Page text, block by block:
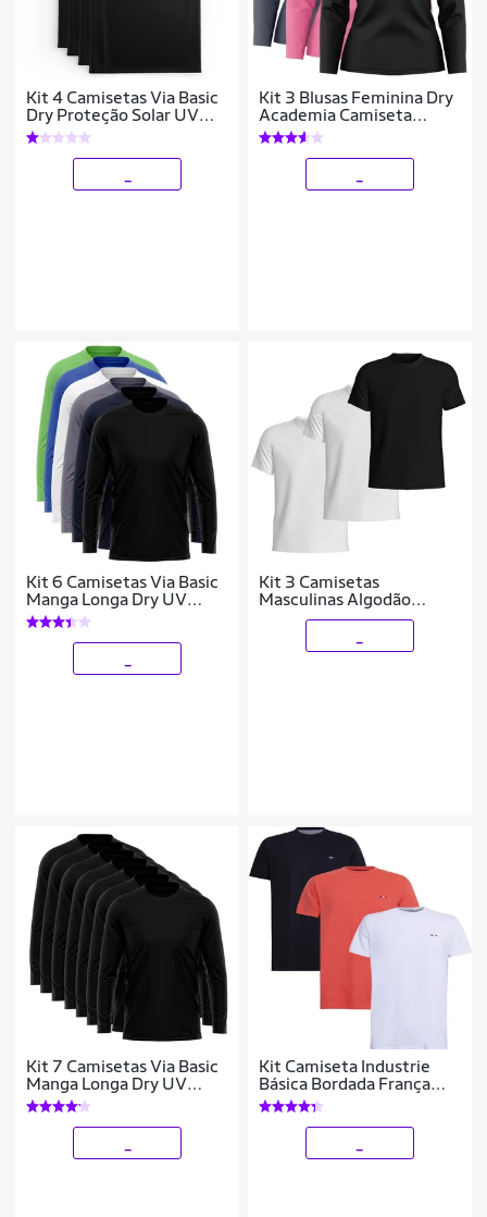
Kit 4 Camisetas Via Basic
Dry Proteção Solar UV
Masculina
Kit 3 Blusas Feminina Dry
Academia Camiseta
Segunda Pele Manga
Longa Proteção Solar UV
Kit 6 Camisetas Via Basic
Manga Longa Dry UV
Proteção Solar Masculina
Kit 3 Camisetas
Masculinas Algodão
Básicas Manga Curta
Kit 7 Camisetas Via Basic
Manga Longa Dry UV
Proteção Solar Masculina
Kit Camiseta Industrie
Básica Bordada França
Clássico Algodão
Premium Masculina 3
peças Cores